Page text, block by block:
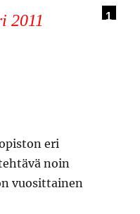
1
2011
eri
noin
vuosittainen